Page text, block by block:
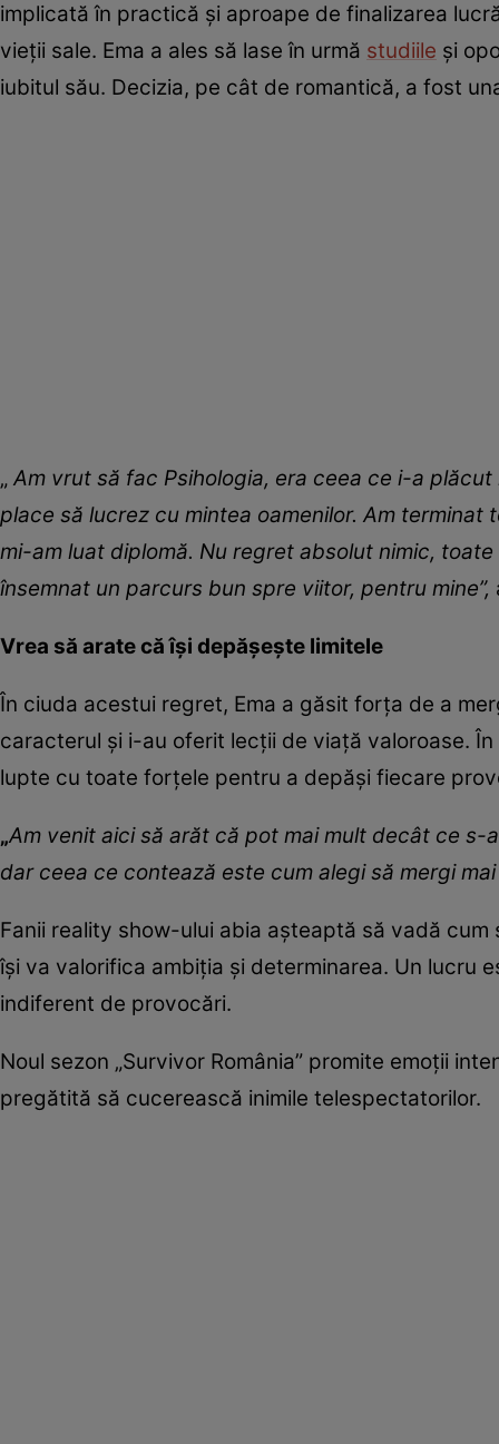
implicată în practică și aproape de finalizarea
vieții sale. Ema a ales să lase în urmă studiile și
iubitul său. Decizia, pe cât de romantică, a fost
„ Am vrut să fac Psihologia, era ceea ce i-a
place să lucrez cu mintea oamenilor. Am
mi-am luat diplomă. Nu regret absolut nimic,
însemnat un parcurs bun spre viitor, pentru mine”,
Vrea să arate că își depășește limitele
În ciuda acestui regret, Ema a găsit forța de a
caracterul și i-au oferit lecții de viață valoroase.
lupte cu toate forțele pentru a depăși fiecare
„Am venit aici să arăt că pot mai mult decât ce
dar ceea ce contează este cum alegi să mergi
Fanii reality show-ului abia așteaptă să vadă
își va valorifica ambiția și determinarea. Un lucru
indiferent de provocări.
Noul sezon „Survivor România” promite emoții
pregătită să cucerească inimile telespectatorilor.